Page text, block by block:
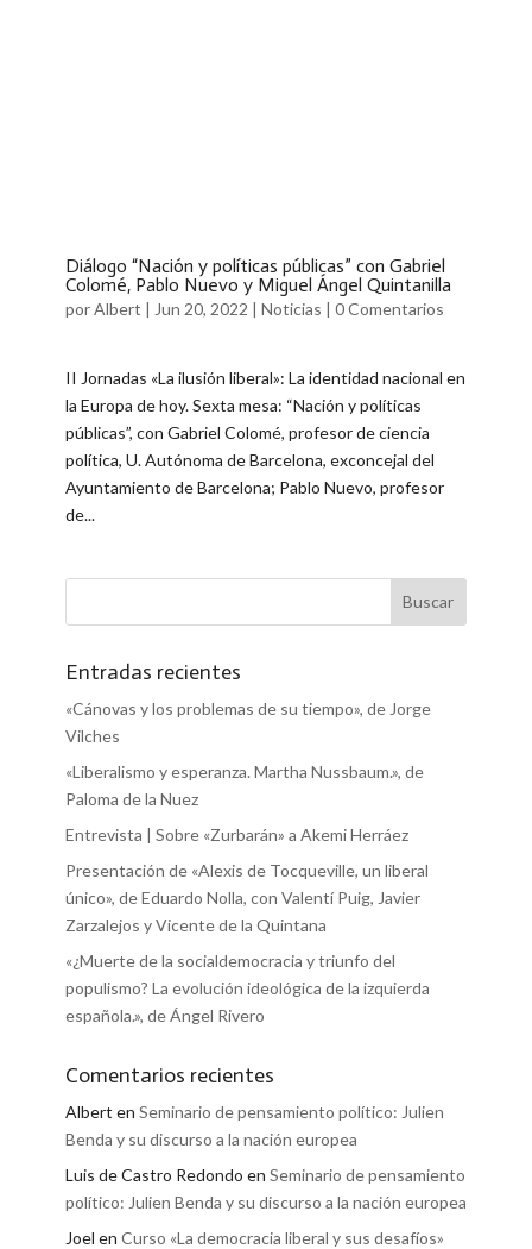
Diálogo “Nación y políticas públicas” con Gabriel
Colomé, Pablo Nuevo y Miguel Ángel Quintanilla
porAlbert | Jun 20, 2022 | Noticias | 0 Comentarios
II Jornadas «La ilusión liberal»: La identidad nacional en
la Europa de hoy. Sexta mesa: “Nación y políticas
públicas”, con Gabriel Colomé, profesor de ciencia
política, U. Autónoma de Barcelona, exconcejal del
Ayuntamiento de Barcelona; Pablo Nuevo, profesor
de...
Entradas recientes
«Cánovas y los problemas de su tiempo», de Jorge
Vilches
«Liberalismo y esperanza. Martha Nussbaum.», de
Paloma de la Nuez
Entrevista | Sobre «Zurbarán» a Akemi Herráez
Presentación de «Alexis de Tocqueville, un liberal
único», de Eduardo Nolla, con Valentí Puig, Javier
Zarzalejos y Vicente de la Quintana
«¿Muerte de la socialdemocracia y triunfo del
populismo? La evolución ideológica de la izquierda
española.», de Ángel Rivero
Comentarios recientes
Albert en Seminario de pensamiento político: Julien
Benda y su discurso a la nación europea
Luis de Castro Redondo en Seminario de pensamiento
político: Julien Benda y su discurso a la nación europea
Joel en Curso «La democracia liberal y sus desafíos»